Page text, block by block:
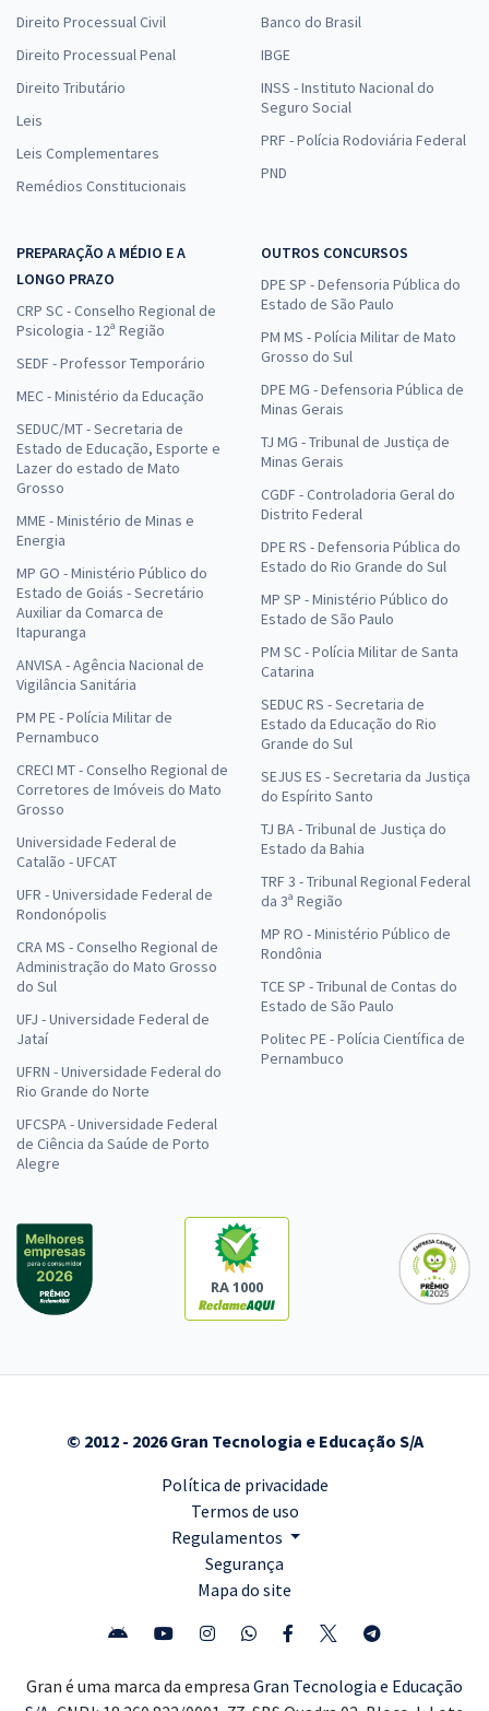
Direito Processual Civil
Direito Processual Penal
Direito Tributário
Leis
Leis Complementares
Remédios Constitucionais
Banco do Brasil
IBGE
INSS - Instituto Nacional do
Seguro Social
PRF - Polícia Rodoviária Federal
PND
PREPARAÇÃO A MÉDIO E A
LONGO PRAZO
CRP SC - Conselho Regional de
Psicologia - 12ª Região
SEDF - Professor Temporário
MEC - Ministério da Educação
SEDUC/MT - Secretaria de
Estado de Educação, Esporte e
Lazer do estado de Mato
Grosso
MME - Ministério de Minas e
Energia
MP GO - Ministério Público do
Estado de Goiás - Secretário
Auxiliar da Comarca de
Itapuranga
ANVISA - Agência Nacional de
Vigilância Sanitária
PM PE - Polícia Militar de
Pernambuco
CRECI MT - Conselho Regional de
Corretores de Imóveis do Mato
Grosso
Universidade Federal de
Catalão - UFCAT
UFR - Universidade Federal de
Rondonópolis
CRA MS - Conselho Regional de
Administração do Mato Grosso
do Sul
UFJ - Universidade Federal de
Jataí
UFRN - Universidade Federal do
Rio Grande do Norte
UFCSPA - Universidade Federal
de Ciência da Saúde de Porto
Alegre
OUTROS CONCURSOS
DPE SP - Defensoria Pública do
Estado de São Paulo
PM MS - Polícia Militar de Mato
Grosso do Sul
DPE MG - Defensoria Pública de
Minas Gerais
TJ MG - Tribunal de Justiça de
Minas Gerais
CGDF - Controladoria Geral do
Distrito Federal
DPE RS - Defensoria Pública do
Estado do Rio Grande do Sul
MP SP - Ministério Público do
Estado de São Paulo
PM SC - Polícia Militar de Santa
Catarina
SEDUC RS - Secretaria de
Estado da Educação do Rio
Grande do Sul
SEJUS ES - Secretaria da Justiça
do Espírito Santo
TJ BA - Tribunal de Justiça do
Estado da Bahia
TRF 3 - Tribunal Regional Federal
da 3ª Região
MP RO - Ministério Público de
Rondônia
TCE SP - Tribunal de Contas do
Estado de São Paulo
Politec PE - Polícia Científica de
Pernambuco
RA 1000
© 2012 - 2026 Gran Tecnologia e Educação S/A
Política de privacidade
Termos de uso
Regulamentos
Segurança
Mapa do site
Gran é uma marca da empresa Gran Tecnologia e Educação